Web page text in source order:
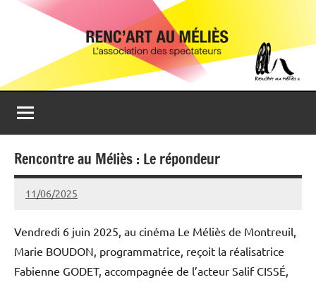
Renc'Art
Méliès
Association
spectateurs
du
cinéma
Le
Montreuil
Rencontre au Méliès : Le répondeur
11/06/2025
Michel
Vendredi 6 juin 2025, au cinéma Le Méliès de Montreuil,
Marie BOUDON, programmatrice, reçoit la réalisatrice
Fabienne GODET, accompagnée de l’acteur Salif CISSÉ,